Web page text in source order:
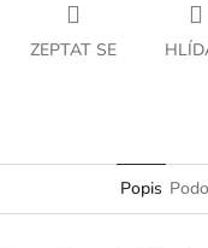
ZEPTAT SE
Popis